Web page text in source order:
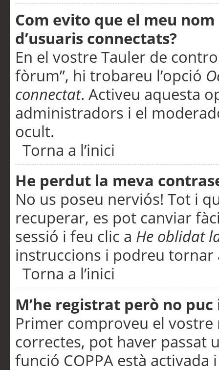
Com evito que el meu
d’usuaris connectats?
En el vostre Tauler de
fòrum”, hi trobareu l’opció
connectat. Activeu aquesta
administradors i el
ocult.
Torna a l’inici
He perdut la meva
No us poseu nerviós! Tot i
recuperar, es pot canviar
sessió i feu clic a He oblidat
instruccions i podreu tornar
Torna a l’inici
M’he registrat però no
Primer comproveu el vostre
correctes, pot haver passat
funció COPPA està